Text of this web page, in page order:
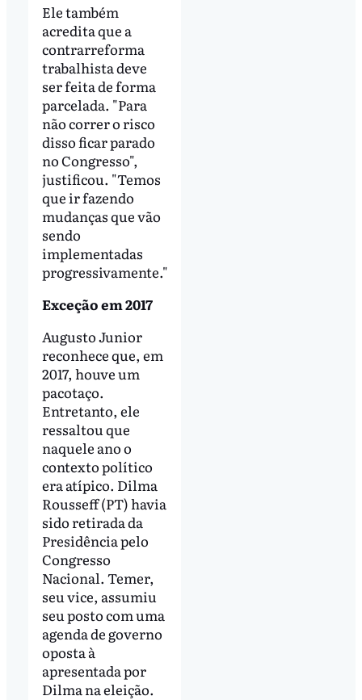
Ele também
acredita que a
contrarreforma
trabalhista deve
ser feita de forma
parcelada. "Para
não correr o risco
disso ficar parado
no Congresso",
justificou. "Temos
que ir fazendo
mudanças que vão
sendo
implementadas
progressivamente."
Exceção em 2017
Augusto Junior
reconhece que, em
2017, houve um
pacotaço.
Entretanto, ele
ressaltou que
naquele ano o
contexto político
era atípico. Dilma
Rousseff (PT) havia
sido retirada da
Presidência pelo
Congresso
Nacional. Temer,
seu vice, assumiu
seu posto com uma
agenda de governo
oposta à
apresentada por
Dilma na eleição.